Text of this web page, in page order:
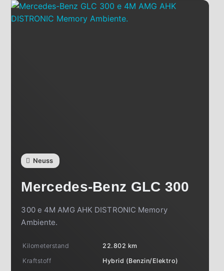
Neuss
Mercedes-Benz GLC 300
300 e 4M AMG AHK DISTRONIC Memory
Ambiente.
Kilometerstand
22.802 km
Kraftstoff
Hybrid (Benzin/Elektro)